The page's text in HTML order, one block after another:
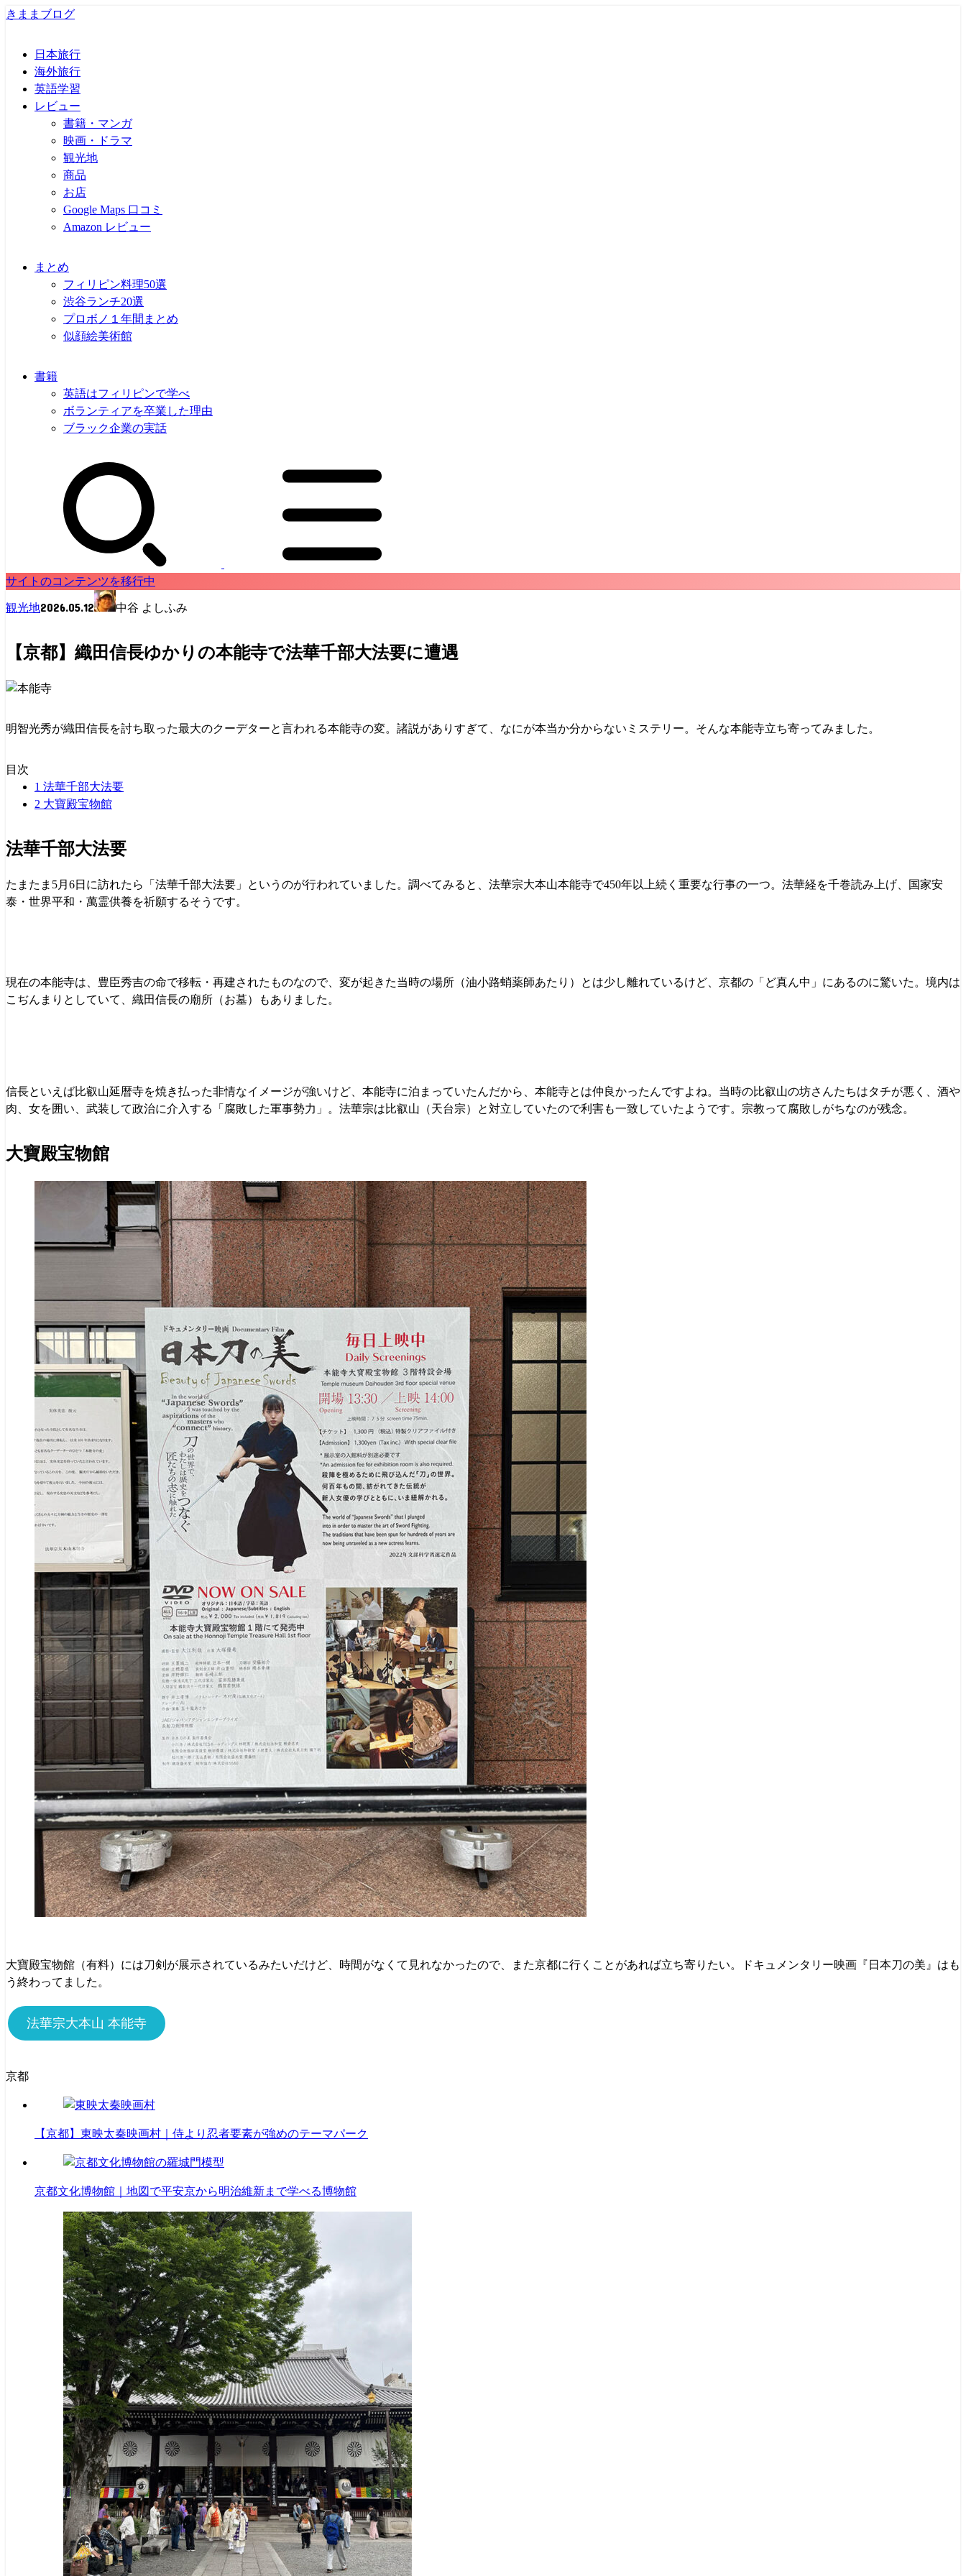
きままブログ
日本旅行
海外旅行
英語学習
レビュー
書籍・マンガ
映画・ドラマ
観光地
商品
お店
Google Maps 口コミ
Amazon レビュー
まとめ
フィリピン料理50選
渋谷ランチ20選
プロボノ１年間まとめ
似顔絵美術館
書籍
英語はフィリピンで学べ
ボランティアを卒業した理由
ブラック企業の実話
サイトのコンテンツを移行中
観光地2026.05.12 中谷 よしふみ
【京都】織田信長ゆかりの本能寺で法華千部大法要に遭遇
明智光秀が織田信長を討ち取った最大のクーデターと言われる本能寺の変。諸説がありすぎて、なにが本当か分からないミステリー。そんな本能寺立ち寄ってみました。
目次
1 法華千部大法要
2 大寶殿宝物館
法華千部大法要
たまたま5月6日に訪れたら「法華千部大法要」というのが行われていました。調べてみると、法華宗大本山本能寺で450年以上続く重要な行事の一つ。法華経を千巻読み上げ、国家安
泰・世界平和・萬霊供養を祈願するそうです。
現在の本能寺は、豊臣秀吉の命で移転・再建されたものなので、変が起きた当時の場所（油小路蛸薬師あたり）とは少し離れているけど、京都の「ど真ん中」にあるのに驚いた。境内は
こぢんまりとしていて、織田信長の廟所（お墓）もありました。
信長といえば比叡山延暦寺を焼き払った非情なイメージが強いけど、本能寺に泊まっていたんだから、本能寺とは仲良かったんですよね。当時の比叡山の坊さんたちはタチが悪く、酒や
肉、女を囲い、武装して政治に介入する「腐敗した軍事勢力」。法華宗は比叡山（天台宗）と対立していたので利害も一致していたようです。宗教って腐敗しがちなのが残念。
大寶殿宝物館
大寶殿宝物館（有料）には刀剣が展示されているみたいだけど、時間がなくて見れなかったので、また京都に行くことがあれば立ち寄りたい。ドキュメンタリー映画『日本刀の美』はも
う終わってました。
法華宗大本山 本能寺
京都
【京都】東映太秦映画村｜侍より忍者要素が強めのテーマパーク
京都文化博物館｜地図で平安京から明治維新まで学べる博物館